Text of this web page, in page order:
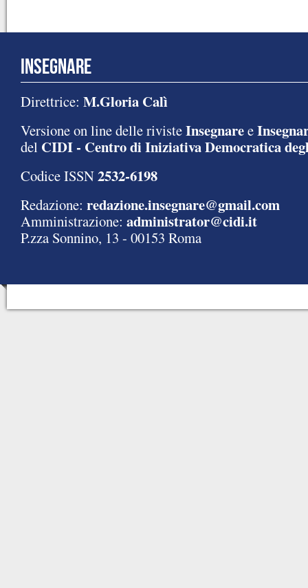
INSEGNARE
Direttrice: M.Gloria Calì
Versione on line delle rivisteInsegnaree
del CIDI - Centro di Iniziativa Democratica
Codice ISSN2532-6198
Redazione: redazione.insegnare@gmail.com
Amministrazione: administrator@cidi.it
P.zza Sonnino, 13 - 00153 Roma